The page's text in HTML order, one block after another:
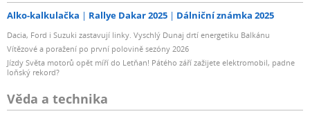
Alko-kalkulačka Rallye Dakar 2025 Dálniční známka 2025
Dacia, Ford i Suzuki zastavují linky. Vyschlý Dunaj drtí energetiku Balkánu
Vítězové a poražení po první polovině sezóny 2026
Jízdy Světa motorů opět míří do Letňan! Pátého září zažijete elektromobil, padne
loňský rekord?
Věda a technika